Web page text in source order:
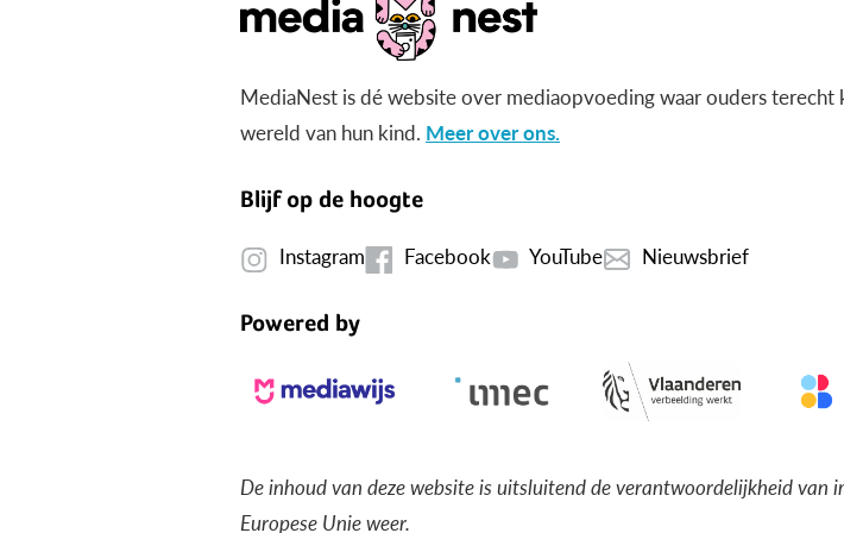
MediaNest is dé website over mediaopvoeding waar ouders
wereld van hun kind. Meer over ons.
Blijf op de hoogte
Instagram Facebook YouTube Nieuwsbrief
Powered by
De inhoud van deze website is uitsluitend de verantwoordelijkheid van
Europese Unie weer.